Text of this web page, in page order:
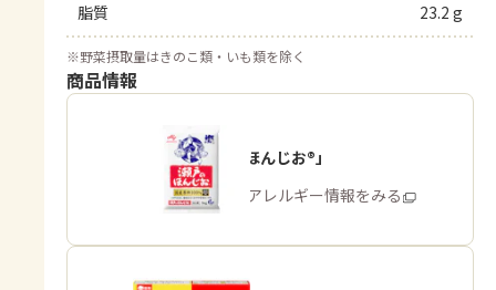
脂質 23.2 g
※野菜摂取量はきのこ類・いも類を除く
商品情報
「瀬戸のほんじお®」
商品・アレルギー情報をみる